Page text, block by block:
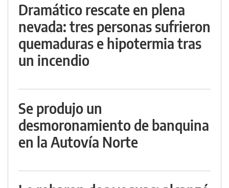
Dramático rescate en plena
nevada: tres personas sufrieron
quemaduras e hipotermia tras
un incendio
Se produjo un
desmoronamiento de banquina
en la Autovía Norte